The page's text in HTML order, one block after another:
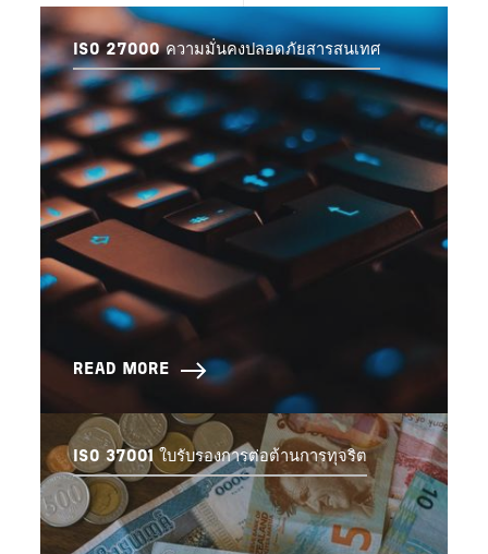
ISO 27000 ความมั่นคงปลอดภัยสารสนเทศ
READ MORE
ISO 37001 ใบรับรองการต่อต้านการทุจริต